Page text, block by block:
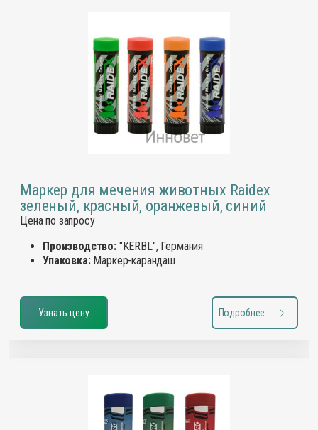
Маркер для мечения животных Raidex
зеленый, красный, оранжевый, синий
Цена по запросу
Производство:"KERBL", Германия
Упаковка:Маркер-карандаш
Узнать цену Подробнее